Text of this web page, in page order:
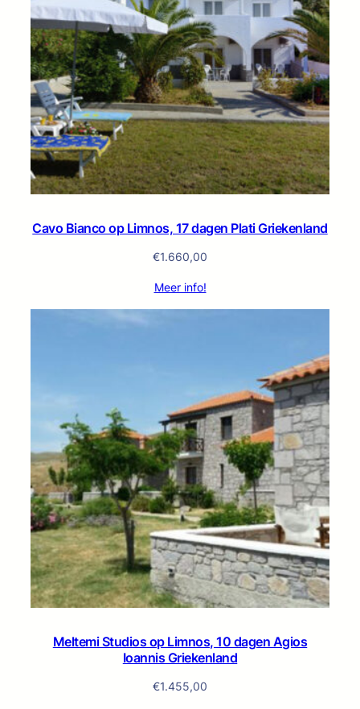
Cavo Bianco op Limnos, 17 dagen Plati Griekenland
€1.660,00
Meer info!
Meltemi Studios op Limnos, 10 dagen Agios
Ioannis Griekenland
€1.455,00